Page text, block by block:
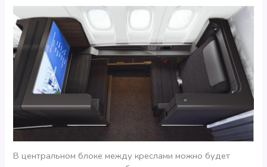
В центральном блоке между креслами можно будет